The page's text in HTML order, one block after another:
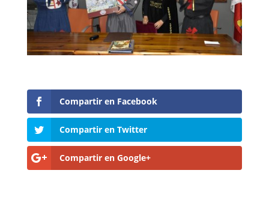
Compartir en Facebook
Compartir en Twitter
Compartir en Google+